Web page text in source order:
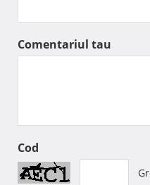
Comentariul tau
Cod